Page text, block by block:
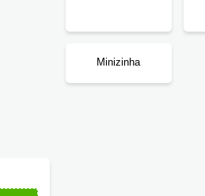
Minizinha